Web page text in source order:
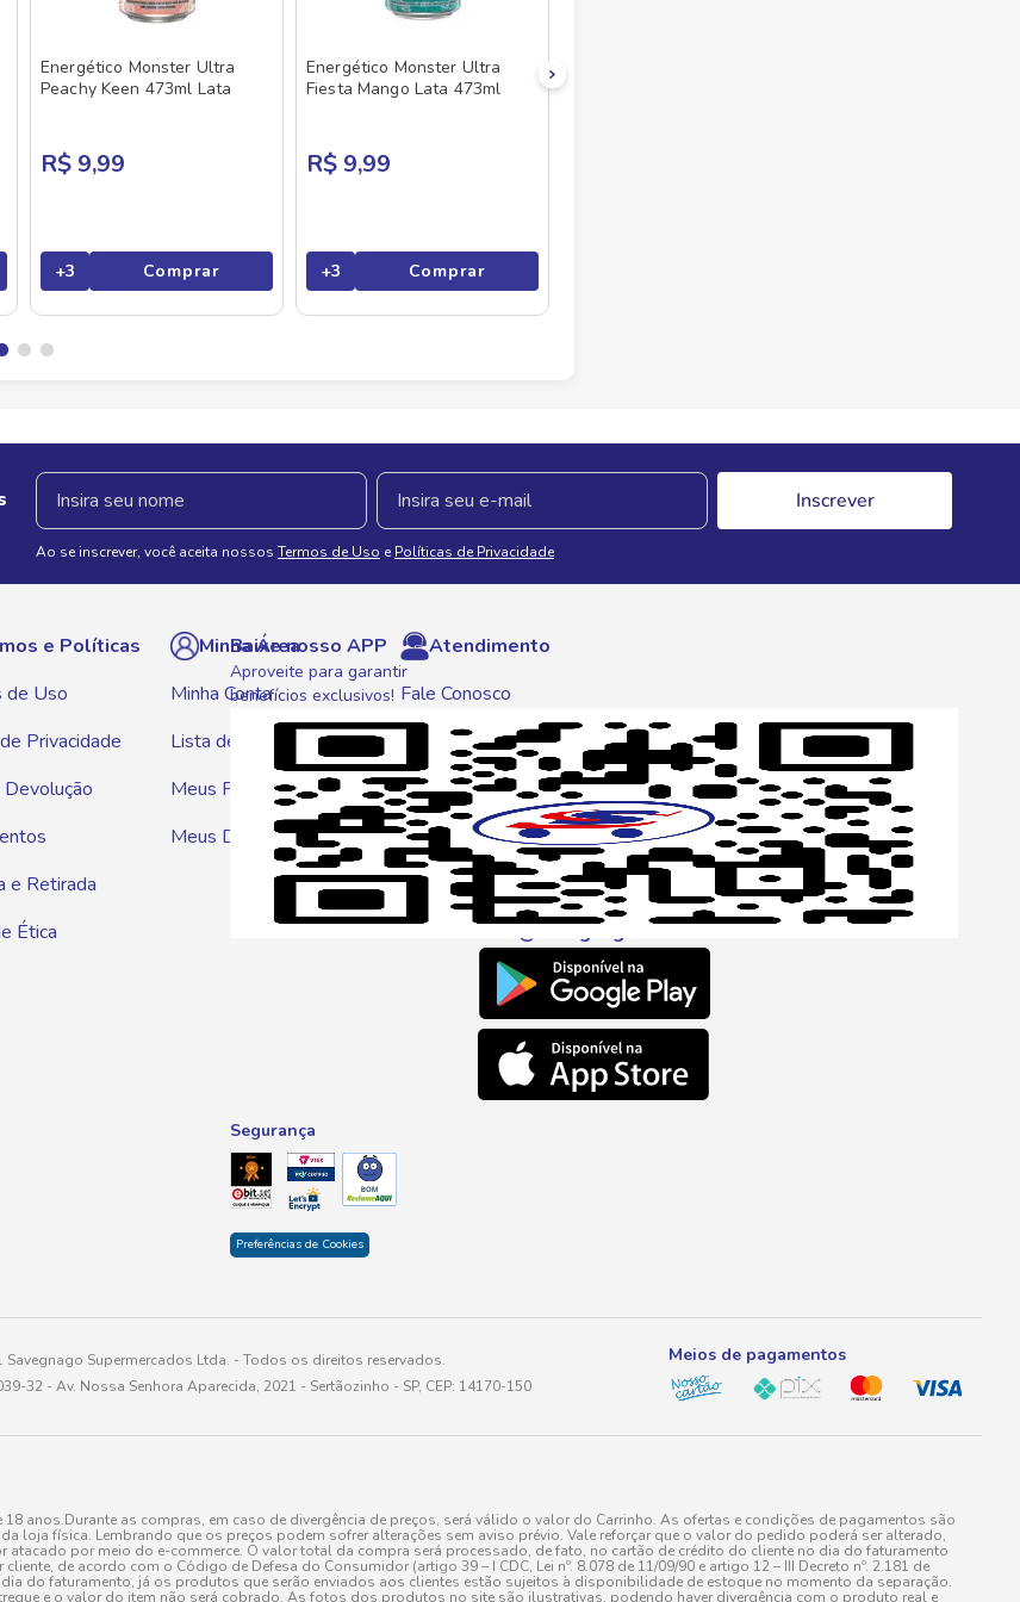
Energético Monster Ultra
Peachy Keen 473ml Lata
R$ 9,99
+3 Comprar
Energético Monster Ultra
Fiesta Mango Lata 473ml
R$ 9,99
+3 Comprar
Inscrever
Ao se inscrever, você aceita nossos Termos de Uso e Políticas de Privacidade
e Políticas
de Uso
Privacidade
Devolução
e Retirada
Ética
Minha Área
Minha Conta
Lista de Compras
Meus Pedidos
Meus Descontos
Atendimento
Fale Conosco
WhatsApp
Telefone
0800 016 6680
E-mail
atendimento@savegnago.com.br
Baixe nosso APP
Aproveite para garantir
benefícios exclusivos!
Segurança
Preferências de Cookies
Savegnago Supermercados Ltda. - Todos os direitos reservados.
32 - Av. Nossa Senhora Aparecida, 2021 - Sertãozinho - SP, CEP: 14170-150
Meios de pagamentos
anos.Durante as compras, em caso de divergência de preços, será válido o valor do Carrinho. As ofertas e condições de pagamentos são
loja física. Lembrando que os preços podem sofrer alterações sem aviso prévio. Vale reforçar que o valor do pedido poderá ser alterado,
por meio do e-commerce. O valor total da compra será processado, de fato, no cartão de crédito do cliente no dia do faturamento
de acordo com o Código de Defesa do Consumidor (artigo 39 – I CDC, Lei nº. 8.078 de 11/09/90 e artigo 12 – III Decreto nº. 2.181 de
do faturamento, já os produtos que serão enviados aos clientes estão sujeitos à disponibilidade de estoque no momento da separação.
e o valor do item não será cobrado. As fotos dos produtos no site são ilustrativas, podendo haver divergência com o produto real e